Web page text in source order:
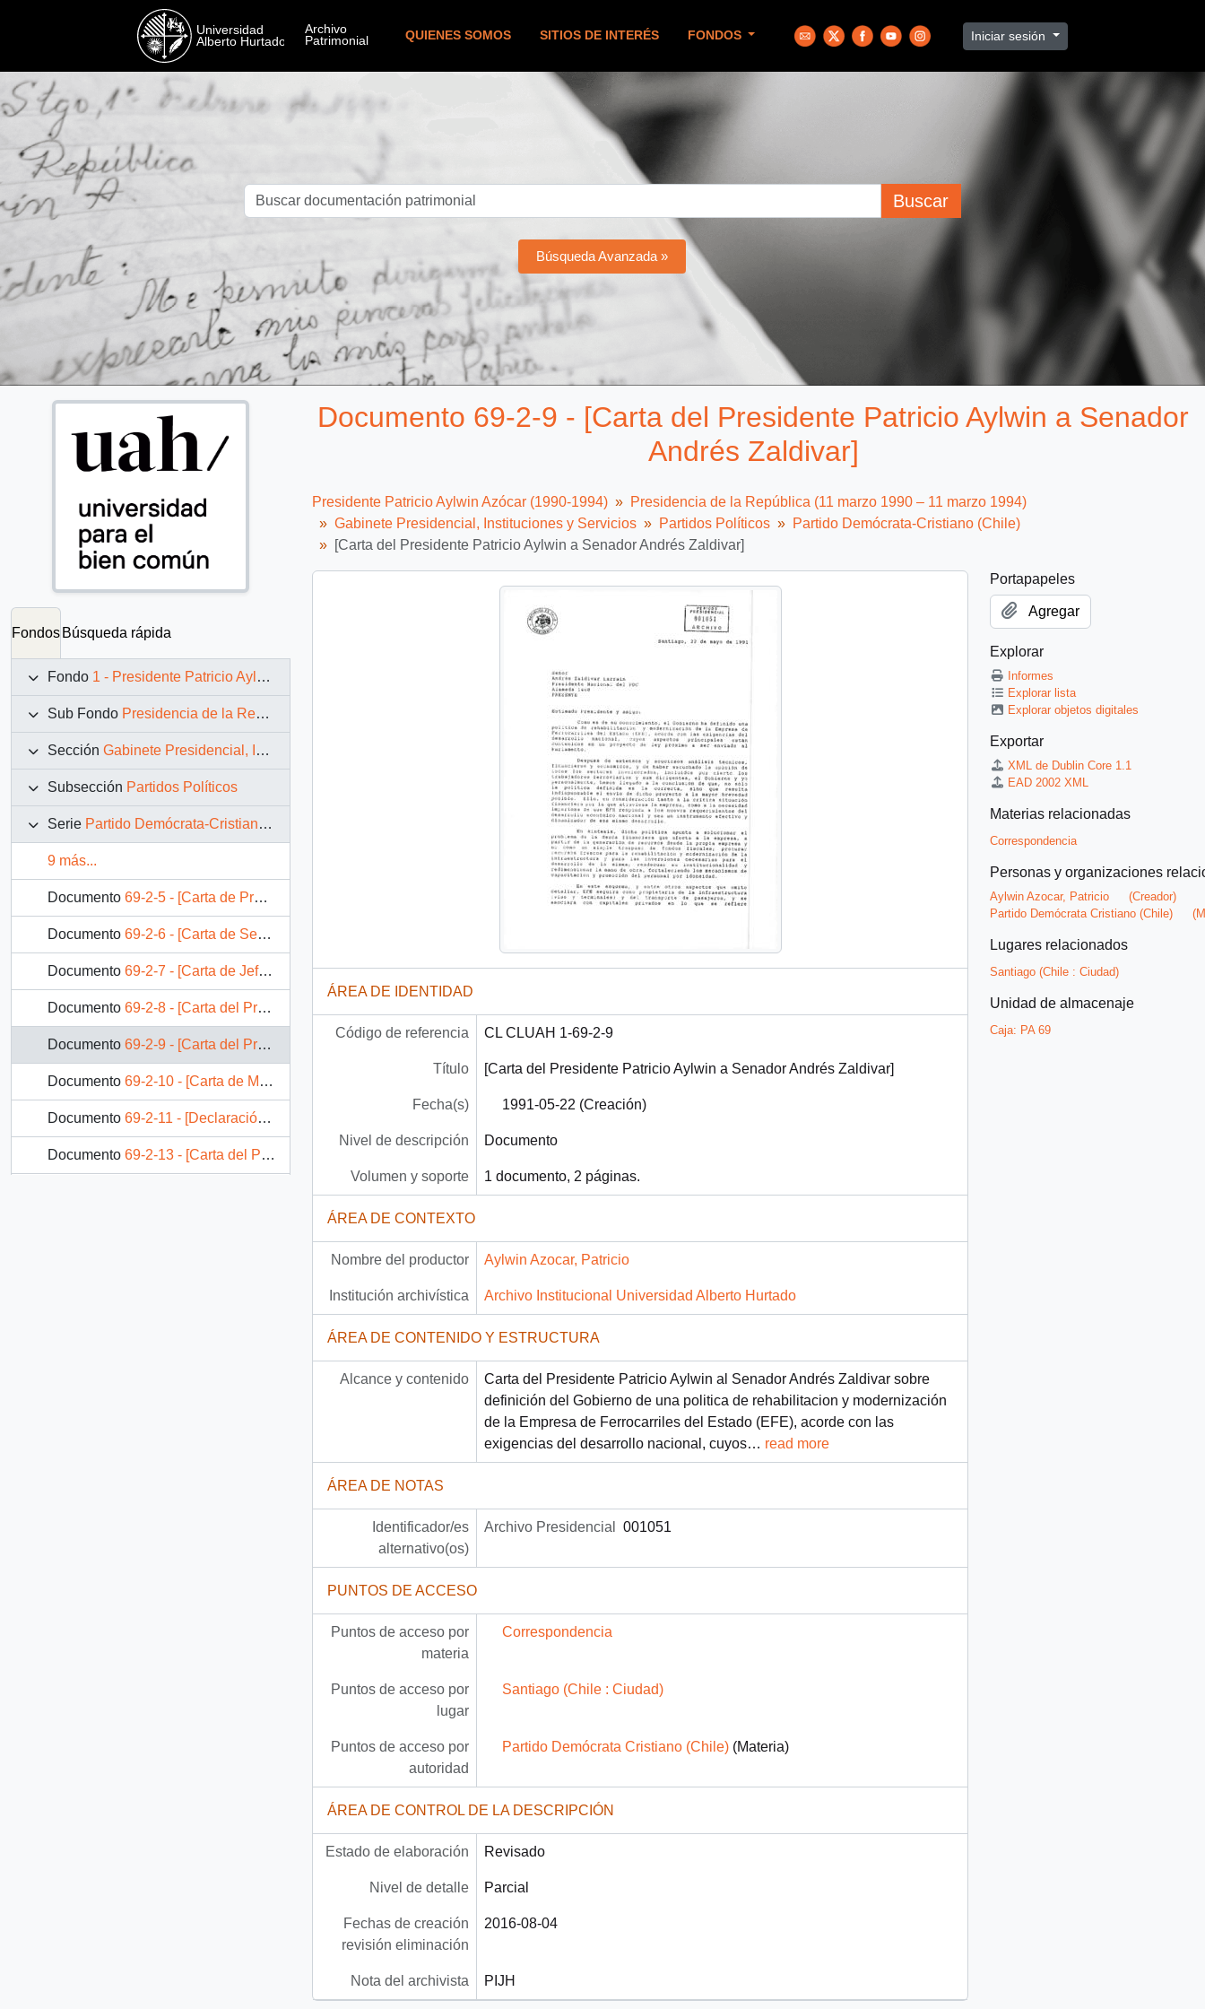
QUIENES SOMOS SITIOS DE INTERÉS FONDOS Iniciar sesión
Buscar
Búsqueda Avanzada »
Fondos Búsqueda rápida
Fondo 1 - Presidente Patricio Aylwin Azócar (1990-1994)
Sub Fondo Presidencia de la República (11 marzo 1990 – 11 marzo 1994)
Sección Gabinete Presidencial, Instituciones y Servicios
Subsección Partidos Políticos
Serie Partido Demócrata-Cristiano (Chile)
9 más...
Documento 69-2-5 - [Carta de Presidente Patricio Aylwin a Secretario General y Subsecretario Nacional PDC]
Documento 69-2-6 - [Carta de Senador Andrés Zaldivar por situación de División Chuquicamata]
Documento 69-2-7 - [Carta de Jefe de Gabinete Presidencial al Presidente PDC de Coyhaique]
Documento 69-2-8 - [Carta del Presidente PDC, Gabriel Santelices]
Documento 69-2-9 - [Carta del Presidente Patricio Aylwin a Senador Andrés Zaldivar]
Documento 69-2-10 - [Carta de Militantes PDC de Lo Barnechea]
Documento 69-2-11 - [Declaración Pública de PDC]
Documento 69-2-13 - [Carta del Presidente del PDC, Andrés Zaldivar al Presidente Patricio Aylwin]
Documento 69-2-9 - [Carta del Presidente Patricio Aylwin a Senador
Andrés Zaldivar]
Presidente Patricio Aylwin Azócar (1990-1994)
Presidencia de la República (11 marzo 1990 – 11 marzo 1994)
Gabinete Presidencial, Instituciones y Servicios
Partidos Políticos
Partido Demócrata-Cristiano (Chile)
[Carta del Presidente Patricio Aylwin a Senador Andrés Zaldivar]
ÁREA DE IDENTIDAD
Código de referencia CL CLUAH 1-69-2-9
Título [Carta del Presidente Patricio Aylwin a Senador Andrés Zaldivar]
Fecha(s) 1991-05-22 (Creación)
Nivel de descripción Documento
Volumen y soporte 1 documento, 2 páginas.
ÁREA DE CONTEXTO
Nombre del productor Aylwin Azocar, Patricio
Institución archivística Archivo Institucional Universidad Alberto Hurtado
ÁREA DE CONTENIDO Y ESTRUCTURA
Alcance y contenido
Carta del Presidente Patricio Aylwin al Senador Andrés Zaldivar sobre
definición del Gobierno de una politica de rehabilitacion y modernización
de la Empresa de Ferrocarriles del Estado (EFE), acorde con las
exigencias del desarrollo nacional, cuyos… read more
ÁREA DE NOTAS
Identificador/es
alternativo(os)
Archivo Presidencial 001051
PUNTOS DE ACCESO
Puntos de acceso por
materia
Correspondencia
Puntos de acceso por
lugar
Santiago (Chile : Ciudad)
Puntos de acceso por
autoridad
Partido Demócrata Cristiano (Chile)(Materia)
ÁREA DE CONTROL DE LA DESCRIPCIÓN
Estado de elaboración Revisado
Nivel de detalle Parcial
Fechas de creación
revisión eliminación
2016-08-04
Nota del archivista PIJH
Portapapeles
Agregar
Explorar
Informes
Explorar lista
Explorar objetos digitales
Exportar
XML de Dublin Core 1.1
EAD 2002 XML
Materias relacionadas
Correspondencia
Personas y organizaciones
Aylwin Azocar, Patricio
(Creador)
Partido Demócrata Cristiano (Chile)
Lugares relacionados
Santiago (Chile : Ciudad)
Unidad de almacenaje
Caja: PA 69